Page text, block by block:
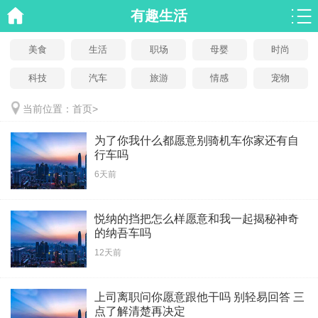
有趣生活
美食 生活 职场 母婴 时尚
科技 汽车 旅游 情感 宠物
当前位置： 首页>
为了你我什么都愿意别骑机车你家还有自
行车吗
6天前
悦纳的挡把怎么样愿意和我一起揭秘神奇
的纳吾车吗
12天前
上司离职问你愿意跟他干吗 别轻易回答 三
点了解清楚再决定